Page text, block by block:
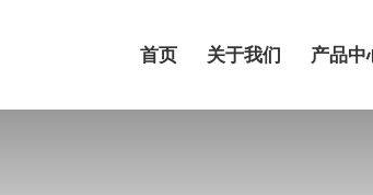
首页 关于我们 产品中